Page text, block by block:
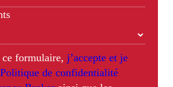
formulaire, j’accepte et je
de confidentialité